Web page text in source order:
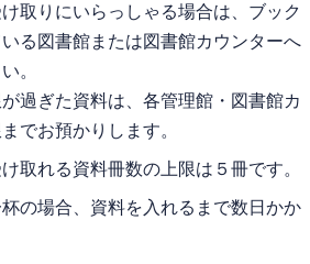
取りにいらっしゃる場合は、ブック
る図書館または図書館カウンターへ
。
過ぎた資料は、各管理館・図書館カ
でお預かりします。
取れる資料冊数の上限は５冊です。
の場合、資料を入れるまで数日かか